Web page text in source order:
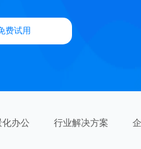
费试用
化办公 行业解决方案